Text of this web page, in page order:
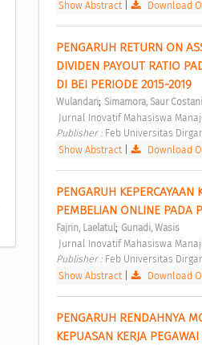
Show Abstract| Download
PENGARUH RETURN ON
DIVIDEN PAYOUT RATIO
DI BEI PERIODE 2015-2019
Wulandari; Simamora, Saur
Jurnal Inovatif Mahasiswa
Publisher : Feb Universitas
Show Abstract| Download
PENGARUH
PEMBELIAN ONLINE PADA
Fajrin, Laelatul ; Gunadi, Wasis
Jurnal Inovatif Mahasiswa
Publisher : Feb Universitas
Show Abstract| Download
PENGARUH RENDAHNYA
KEPUASAN KERJA